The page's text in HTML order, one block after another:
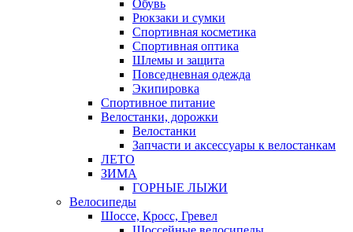
Обувь
Рюкзаки и сумки
Спортивная косметика
Спортивная оптика
Шлемы и защита
Повседневная одежда
Экипировка
Спортивное питание
Велостанки, дорожки
Велостанки
Запчасти и аксессуары к велостанкам
ЛЕТО
ЗИМА
ГОРНЫЕ ЛЫЖИ
Велосипеды
Шоссе, Кросс, Гревел